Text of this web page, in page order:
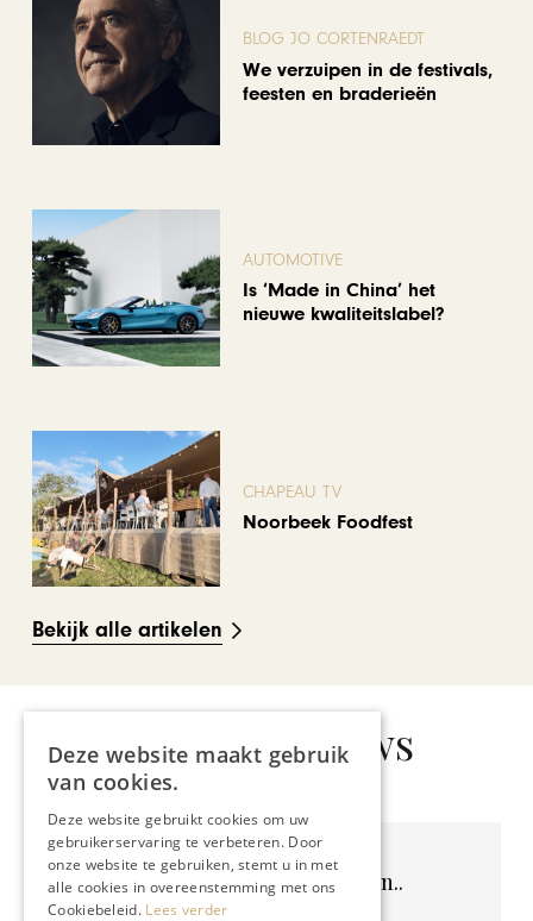
BLOG JO CORTENRAEDT
We verzuipen in de festivals,
feesten en braderieën
AUTOMOTIVE
Is ‘Made in China’ het
nieuwe kwaliteitslabel?
CHAPEAU TV
Noorbeek Foodfest
Bekijk alle artikelen
Gerelateerd nieuws
Geen resultaten gevonden..
Deze website maakt gebruik
van cookies.
Deze website gebruikt cookies om uw
gebruikerservaring te verbeteren. Door
onze website te gebruiken, stemt u in met
alle cookies in overeenstemming met ons
Cookiebeleid. Lees verder